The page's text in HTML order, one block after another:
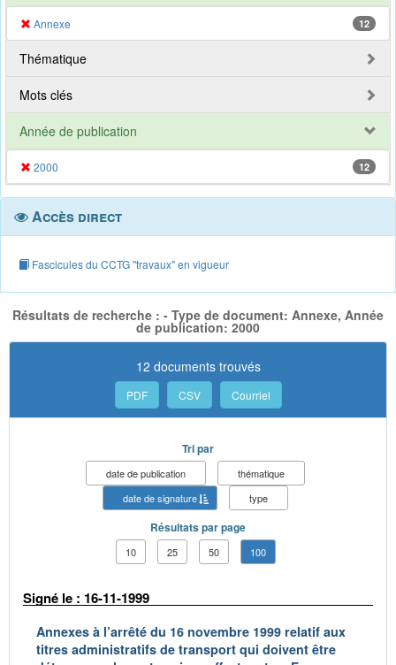
Annexe 12
Thématique
Mots clés
Année de publication
2000 12
Accès direct
Fascicules du CCTG "travaux" en vigueur
Résultats de recherche : - Type de document: Annexe, Année
de publication: 2000
12 documents trouvés
PDF CSV Courriel
Tri par
date de publication
thématique
date de signature
type
Résultats par page
10 25 50 100
Signé le : 16-11-1999
Annexes à l’arrêté du 16 novembre 1999 relatif aux
titres administratifs de transport qui doivent être